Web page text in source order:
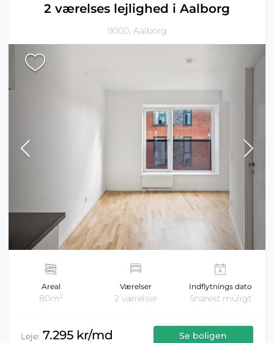
2 værelses lejlighed i Aalborg
9000, Aalborg
Areal
80m2
Værelser
2 værelser
Indflytnings dato
Snarest muligt
Leje: 7.295 kr/md Se boligen